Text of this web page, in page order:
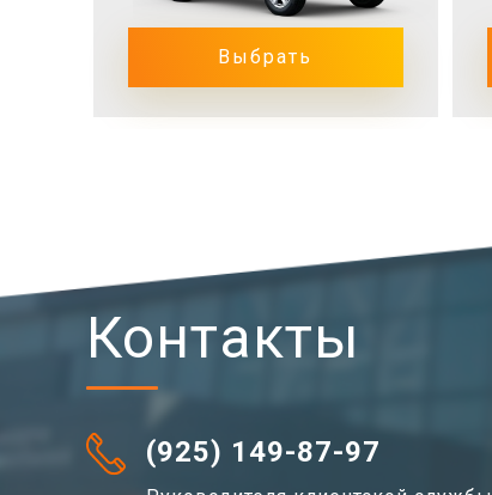
Выбрать
Контакты
(925) 149-87-97